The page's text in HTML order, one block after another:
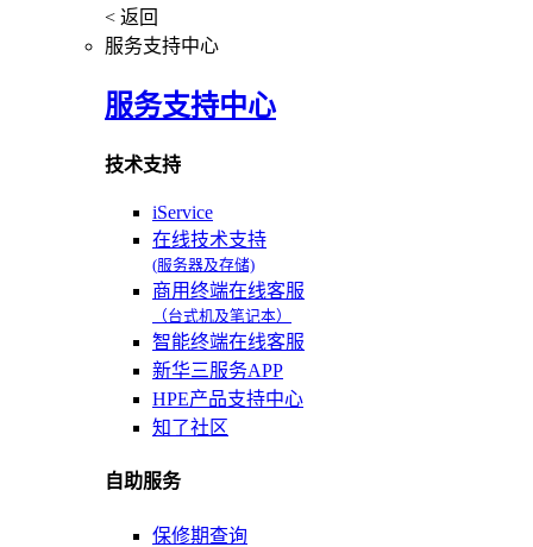
< 返回
服务支持中心
服务支持中心
技术支持
iService
在线技术支持
(服务器及存储)
商用终端在线客服
（台式机及笔记本）
智能终端在线客服
新华三服务APP
HPE产品支持中心
知了社区
自助服务
保修期查询